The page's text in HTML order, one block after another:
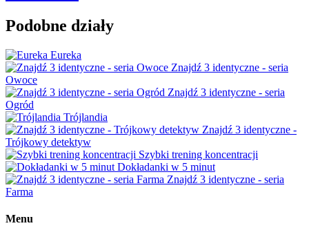
Podobne działy
Eureka
Znajdź 3 identyczne - seria
Owoce
Znajdź 3 identyczne - seria
Ogród
Trójlandia
Znajdź 3 identyczne -
Trójkowy detektyw
Szybki trening koncentracji
Dokładanki w 5 minut
Znajdź 3 identyczne - seria
Farma
Menu